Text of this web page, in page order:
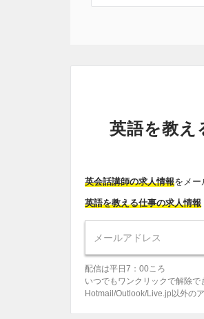
英語を教え
英会話講師の求人情報をメー
英語を教える仕事の求人情報
配信は平日7：00ころ
いつでもワンクリックで解除で
Hotmail/Outlook/Live.jp以外の